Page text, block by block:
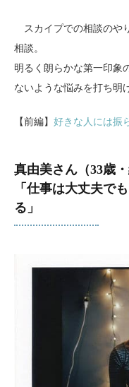
スカイプでの相談のや
相談。
明るく朗らかな第一印象
ないような悩みを打ち明
【前編】 好きな人には振
真由美さん（33歳
「仕事は大丈夫で
る」